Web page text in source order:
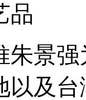
品
朱景
以及